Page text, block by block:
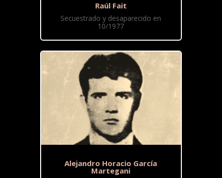
Raúl Fait
Secuestrado y desaparecido en
10/1977
Alejandro Horacio García
Martegani